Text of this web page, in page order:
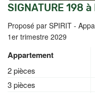
SIGNATURE 198
Proposé par SPIRIT -
1er trimestre 2029
Appartement
2 pièces
3 pièces